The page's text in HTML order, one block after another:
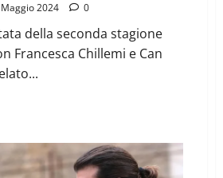
2024 0
della seconda stagione
Francesca Chillemi e Can